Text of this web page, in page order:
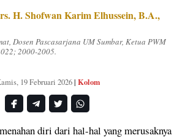
H. Shofwan Karim Elhussein, B.A.,
Dosen Pascasarjana UM Sumbar, Ketua PWM
2000-2005.
19 Februari 2026| Kolom
diri dari hal-hal yang merusaknya